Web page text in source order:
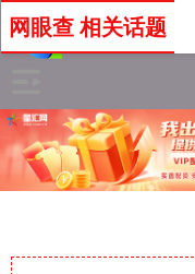
网眼查 相关话题